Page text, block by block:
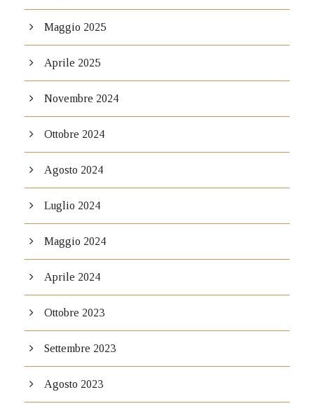
Maggio 2025
Aprile 2025
Novembre 2024
Ottobre 2024
Agosto 2024
Luglio 2024
Maggio 2024
Aprile 2024
Ottobre 2023
Settembre 2023
Agosto 2023